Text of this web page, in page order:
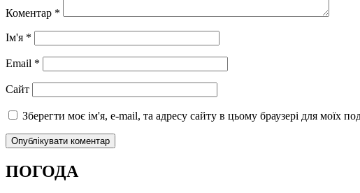
Коментар *
Ім'я *
Email *
Сайт
Зберегти моє ім'я, e-mail, та адресу сайту в цьому браузері для моїх
ПОГОДА